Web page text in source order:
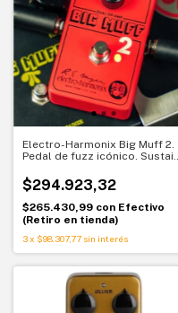
Electro-Harmonix Big Muff 2.
Pedal de fuzz icónico. Sustain
$294.923,32
$265.430,99 con Efectivo
(Retiro en tienda)
3x $98.307,77 sin interés